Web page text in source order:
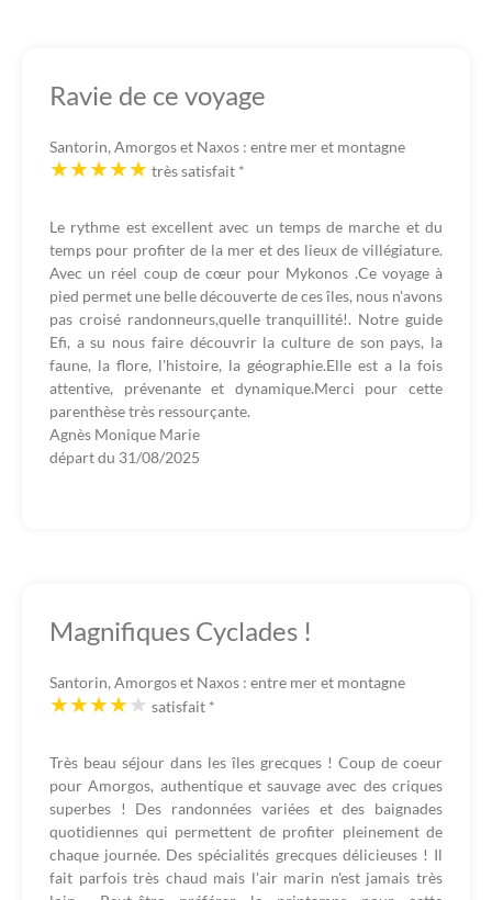
Ravie de ce voyage
Santorin, Amorgos et Naxos : entre mer et montagne
très satisfait *
Le rythme est excellent avec un temps de marche et du
temps pour profiter de la mer et des lieux de villégiature.
Avec un réel coup de cœur pour Mykonos .Ce voyage à
pied permet une belle découverte de ces îles, nous n'avons
pas croisé randonneurs,quelle tranquillité!. Notre guide
Efi, a su nous faire découvrir la culture de son pays, la
faune, la flore, l'histoire, la géographie.Elle est a la fois
attentive, prévenante et dynamique.Merci pour cette
parenthèse très ressourçante.
Agnès Monique Marie
départ du 31/08/2025
Magnifiques Cyclades !
Santorin, Amorgos et Naxos : entre mer et montagne
satisfait *
Très beau séjour dans les îles grecques ! Coup de coeur
pour Amorgos, authentique et sauvage avec des criques
superbes ! Des randonnées variées et des baignades
quotidiennes qui permettent de profiter pleinement de
chaque journée. Des spécialités grecques délicieuses ! Il
fait parfois très chaud mais l'air marin n'est jamais très